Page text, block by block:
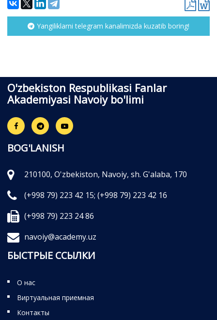
Yangiliklarni telegram kanalimizda kuzatib boring!
O'zbekiston Respublikasi Fanlar
Akademiyasi Navoiy bo'limi
BOG'LANISH
210100, O'zbekiston, Navoiy, sh. G'alaba, 170
(+998 79) 223 42 15; (+998 79) 223 42 16
(+998 79) 223 24 86
navoiy@academy.uz
БЫСТРЫЕ ССЫЛКИ
О нас
Виртуальная приемная
Контакты